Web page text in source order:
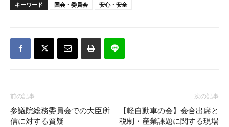
キーワード 国会・委員会 安心・安全
前の記事
参議院総務委員会での大臣所
信に対する質疑
次の記事
【軽自動車の会】会合出席と
税制・産業課題に関する現場